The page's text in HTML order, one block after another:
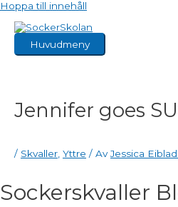
Hoppa till innehåll
Huvudmeny
Jennifer goes
/ Skvaller Yttre / Av Jessica
Sockerskvaller